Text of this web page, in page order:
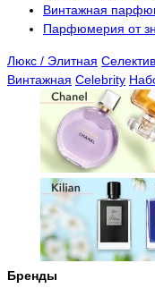
Винтажная
Парфюмерия от
Люкс / Элитная
Винтажная Celebrity
Бренды